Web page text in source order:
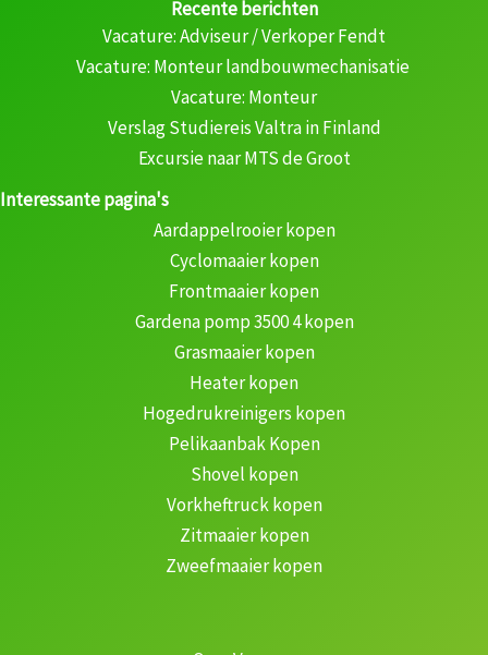
Recente berichten
Vacature: Adviseur / Verkoper Fendt
Vacature: Monteur landbouwmechanisatie
Vacature: Monteur
Verslag Studiereis Valtra in Finland
Excursie naar MTS de Groot
Interessante pagina's
Aardappelrooier kopen
Cyclomaaier kopen
Frontmaaier kopen
Gardena pomp 3500 4 kopen
Grasmaaier kopen
Heater kopen
Hogedrukreinigers kopen
Pelikaanbak Kopen
Shovel kopen
Vorkheftruck kopen
Zitmaaier kopen
Zweefmaaier kopen